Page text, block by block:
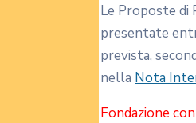
Le Proposte di
presentate
prevista,
nella Nota
Fondazione